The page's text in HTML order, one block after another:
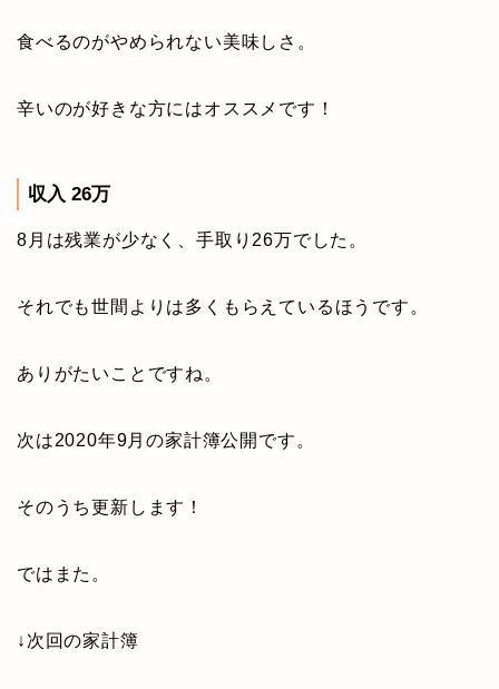
食べるのがやめられない美味しさ。
辛いのが好きな方にはオススメです！
収入 26万
8月は残業が少なく、手取り26万でした。
それでも世間よりは多くもらえているほうです。
ありがたいことですね。
次は2020年9月の家計簿公開です。
そのうち更新します！
ではまた。
↓次回の家計簿